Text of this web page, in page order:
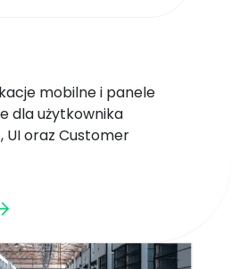
mobilne i panele
dla użytkownika
UI oraz Customer